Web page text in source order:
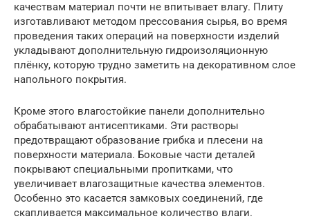
качествам материал почти не впитывает влагу. Плиту
изготавливают методом прессования сырья, во время
проведения таких операций на поверхности изделий
укладывают дополнительную гидроизоляционную
плёнку, которую трудно заметить на декоративном слое
напольного покрытия.
Кроме этого влагостойкие панели дополнительно
обрабатывают антисептиками. Эти растворы
предотвращают образование грибка и плесени на
поверхности материала. Боковые части деталей
покрывают специальными пропитками, что
увеличивает влагозащитные качества элементов.
Особенно это касается замковых соединений, где
скапливается максимальное количество влаги.